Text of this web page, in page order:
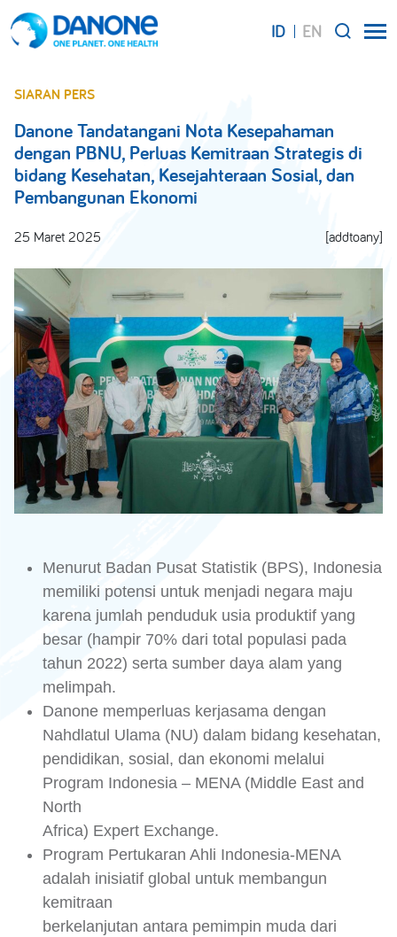
ID EN
SIARAN PERS
Danone Tandatangani Nota Kesepahaman
dengan PBNU, Perluas Kemitraan Strategis di
bidang Kesehatan, Kesejahteraan Sosial, dan
Pembangunan Ekonomi
25 Maret 2025 [addtoany]
Menurut Badan Pusat Statistik (BPS), Indonesia
memiliki potensi untuk menjadi negara maju
karena jumlah penduduk usia produktif yang
besar (hampir 70% dari total populasi pada
tahun 2022) serta sumber daya alam yang
melimpah.
Danone memperluas kerjasama dengan
Nahdlatul Ulama (NU) dalam bidang kesehatan,
pendidikan, sosial, dan ekonomi melalui
Program Indonesia – MENA (Middle East and
North
Africa) Expert Exchange.
Program Pertukaran Ahli Indonesia-MENA
adalah inisiatif global untuk membangun
kemitraan
berkelanjutan antara pemimpin muda dari